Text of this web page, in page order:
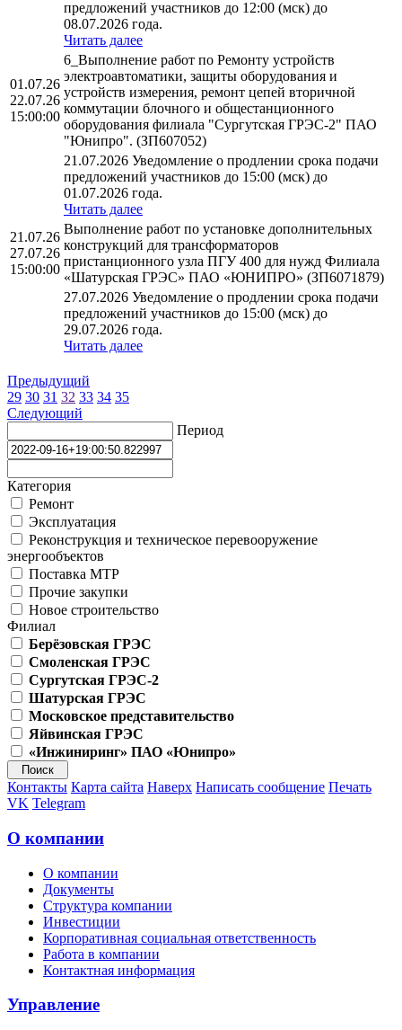
предложений участников до 12:00 (мск) до
08.07.2026 года.
Читать далее
01.07.26
22.07.26
15:00:00
6_Выполнение работ по Ремонту устройств
электроавтоматики, защиты оборудования и
устройств измерения, ремонт цепей вторичной
коммутации блочного и общестанционного
оборудования филиала "Сургутская ГРЭС-2" ПАО
"Юнипро". (ЗП607052)
21.07.2026 Уведомление о продлении срока подачи
предложений участников до 15:00 (мск) до
01.07.2026 года.
Читать далее
21.07.26
27.07.26
15:00:00
Выполнение работ по установке дополнительных
конструкций для трансформаторов
пристанционного узла ПГУ 400 для нужд Филиала
«Шатурская ГРЭС» ПАО «ЮНИПРО» (ЗП6071879)
27.07.2026 Уведомление о продлении срока подачи
предложений участников до 15:00 (мск) до
29.07.2026 года.
Читать далее
Предыдущий
29 30 31 32 33 34 35
Следующий
Период
Категория
Ремонт
Эксплуатация
Реконструкция и техническое перевооружение
энергообъектов
Поставка МТР
Прочие закупки
Новое строительство
Филиал
Берёзовская ГРЭС
Смоленская ГРЭС
Сургутская ГРЭС-2
Шатурская ГРЭС
Московское представительство
Яйвинская ГРЭС
«Инжиниринг» ПАО «Юнипро»
Контакты Карта сайта Наверх Написать сообщение Печать
VK Telegram
О компании
О компании
Документы
Структура компании
Инвестиции
Корпоративная социальная ответственность
Работа в компании
Контактная информация
Управление